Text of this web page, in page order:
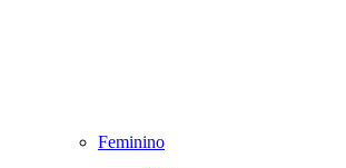
Feminino